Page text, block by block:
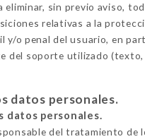
eliminar, sin previo aviso,
relativas a la
y/o penal del usuario, en
del soporte utilizado
datos personales.
datos personales.
del tratamiento de